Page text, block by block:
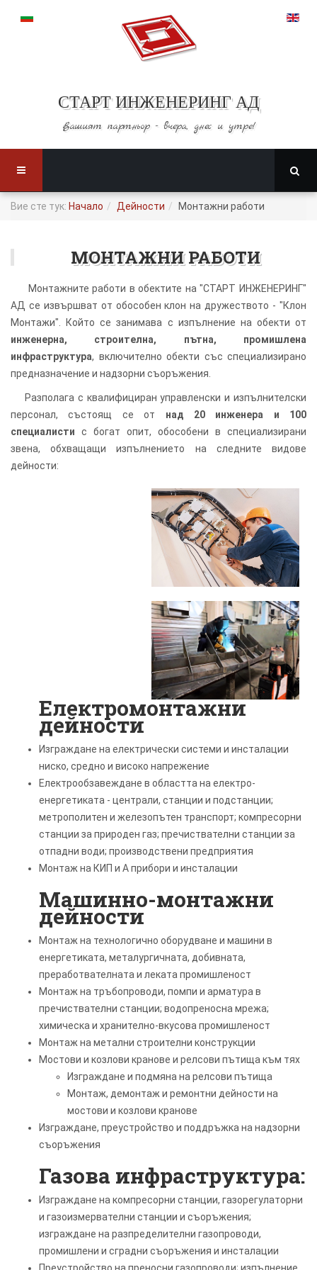
СТАРТ ИНЖЕНЕРИНГ АД
Вашият партньор - вчера, днес и утре!
Вие сте тук: Начало Дейности Монтажни работи
МОНТАЖНИ РАБОТИ
Монтажните работи в обектите на "СТАРТ ИНЖЕНЕРИНГ"
АД се извършват от обособен клон на дружеството - "Клон
Монтажи". Който се занимава с изпълнение на обекти от
инженерна, строителна, пътна, промишлена
инфраструктура, включително обекти със специализирано
предназначение и надзорни съоръжения.
Разполага с квалифициран управленски и изпълнителски
персонал, състоящ се от над 20 инженера и 100
специалисти с богат опит, обособени в специализирани
звена, обхващащи изпълнението на следните видове
дейности:
Електромонтажни
дейности
Изграждане на електрически системи и инсталации
ниско, средно и високо напрежение
Електрообзавеждане в областта на електро-
енергетиката - централи, станции и подстанции;
метрополитен и железопътен транспорт; компресорни
станции за природен газ; пречиствателни станции за
отпадни води; производствени предприятия
Монтаж на КИП и А прибори и инсталации
Машинно-монтажни
дейности
Монтаж на технологично оборудване и машини в
енергетиката, металургичната, добивната,
преработвателната и леката промишленост
Монтаж на тръбопроводи, помпи и арматура в
пречиствателни станции; водопреносна мрежа;
химическа и хранително-вкусова промишленост
Монтаж на метални строителни конструкции
Мостови и козлови кранове и релсови пътища към тях
Изграждане и подмяна на релсови пътища
Монтаж, демонтаж и ремонтни дейности на
мостови и козлови кранове
Изграждане, преустройство и поддръжка на надзорни
съоръжения
Газова инфраструктура:
Изграждане на компресорни станции, газорегулаторни
и газоизмервателни станции и съоръжения;
изграждане на разпределителни газопроводи,
промишлени и сградни съоръжения и инсталации